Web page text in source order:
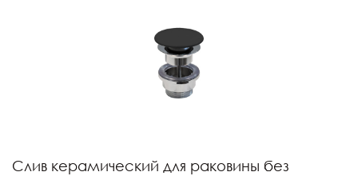
Слив керамический для раковины без